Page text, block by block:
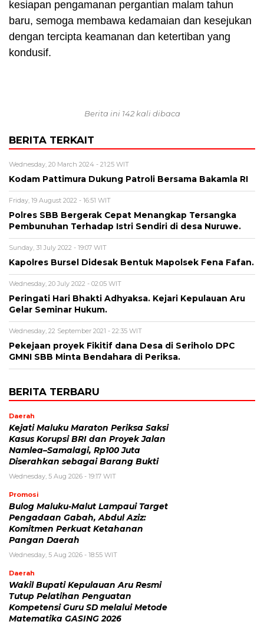
kesiapan pengamanan pergantian malam tahun
baru, semoga membawa kedamaian dan kesejukan
dengan tercipta keamanan dan ketertiban yang
kondusif.
Berita ini 142 kali dibaca
BERITA TERKAIT
Wednesday, 20 March 2024 - 21:25 WIT
Kodam Pattimura Dukung Patroli Bersama Bakamla RI
Friday, 19 August 2022 - 16:51 WIT
Polres SBB Bergerak Cepat Menangkap Tersangka
Pembunuhan Terhadap Istri Sendiri di desa Nuruwe.
Sunday, 31 July 2022 - 19:07 WIT
Kapolres Bursel Didesak Bentuk Mapolsek Fena Fafan.
Wednesday, 20 July 2022 - 02:05 WIT
Peringati Hari Bhakti Adhyaksa. Kejari Kepulauan Aru
Gelar Seminar Hukum.
Wednesday, 22 September 2021 - 22:35 WIT
Pekejaan proyek Fikitif dana Desa di Seriholo DPC
GMNI SBB Minta Bendahara di Periksa.
BERITA TERBARU
Daerah
Kejati Maluku Maraton Periksa Saksi
Kasus Korupsi BRI dan Proyek Jalan
Namlea–Samalagi, Rp100 Juta
Diserahkan sebagai Barang Bukti
Wednesday, 5 Aug 2026 - 19:17 WIT
Promosi
Bulog Maluku-Malut Lampaui Target
Pengadaan Gabah, Abdul Aziz:
Komitmen Perkuat Ketahanan
Pangan Daerah
Wednesday, 5 Aug 2026 - 18:55 WIT
Daerah
Wakil Bupati Kepulauan Aru Resmi
Tutup Pelatihan Penguatan
Kompetensi Guru SD melalui Metode
Matematika GASING 2026